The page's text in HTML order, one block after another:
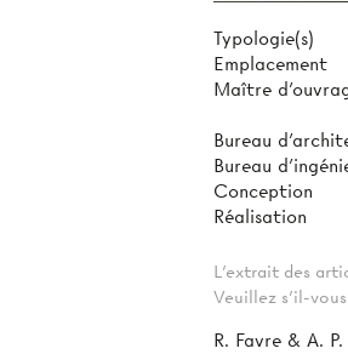
Typologie(s)
Emplacement
Maître
Bureau
Bureau
Conception
Réalisation
L'extrait des
Veuillez s'il-
R. Favre & A.